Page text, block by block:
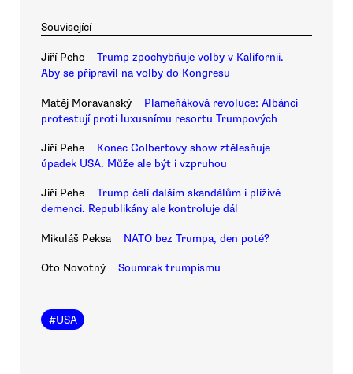
Související
Jiří Pehe
Trump zpochybňuje volby v Kalifornii.
Aby se připravil na volby do Kongresu
Matěj Moravanský
Plameňáková revoluce: Albánci
protestují proti luxusnímu resortu Trumpových
Jiří Pehe
Konec Colbertovy show ztělesňuje
úpadek USA. Může ale být i vzpruhou
Jiří Pehe
Trump čelí dalším skandálům i plíživé
demenci. Republikány ale kontroluje dál
Mikuláš Peksa NATO bez Trumpa, den poté?
Oto Novotný Soumrak trumpismu
#USA